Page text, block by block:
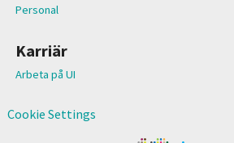
Personal
Karriär
Arbeta på UI
Cookie Settings